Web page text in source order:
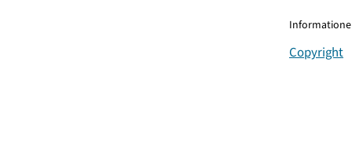
Copyright